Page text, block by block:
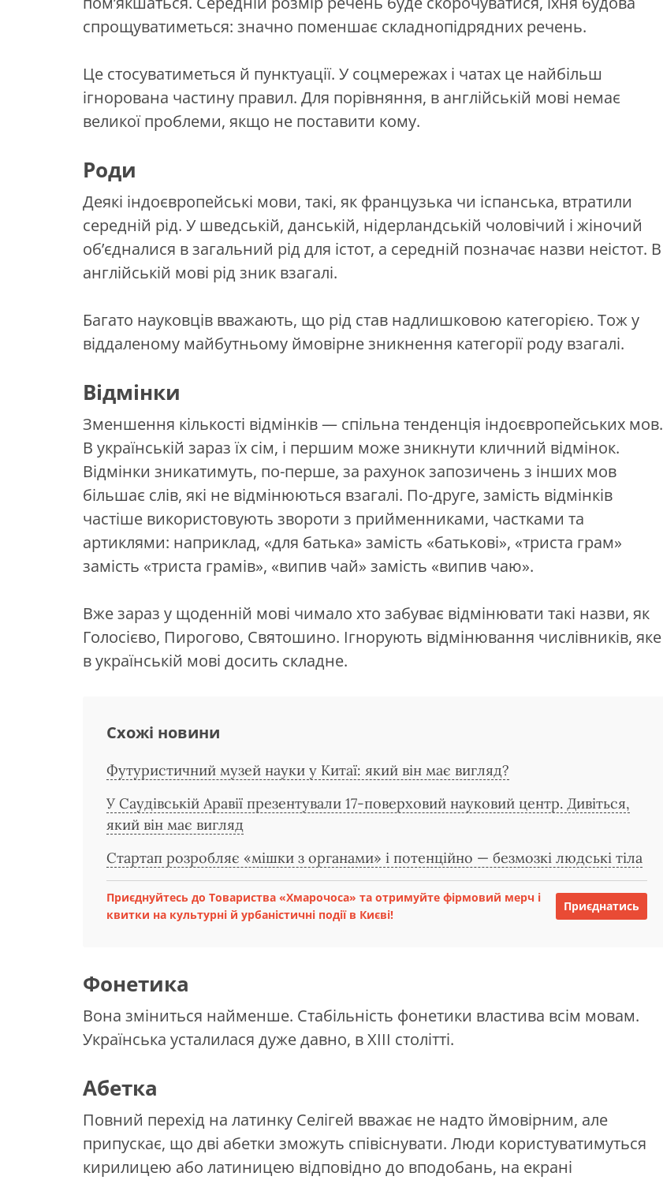
спрощуватиметься: значно поменшає складнопідрядних речень.
Це стосуватиметься й пунктуації. У соцмережах і чатах це найбільш
ігнорована частину правил. Для порівняння, в англійській мові немає
великої проблеми, якщо не поставити кому.
Роди
Деякі індоєвропейські мови, такі, як французька чи іспанська, втратили
середній рід. У шведській, данській, нідерландській чоловічий i жіночий
об’єдналися в загальний рід для істот, а середній позначає назви неістот. В
англійській мові рід зник взагалі.
Багато науковців вважають, що рід став надлишковою категорією. Тож у
віддаленому майбутньому ймовірне зникнення категорії роду взагалі.
Відмінки
Зменшення кількості відмінків — спільна тенденція індоєвропейських мов.
В українській зараз їх сім, і першим може зникнути кличний відмінок.
Відмінки зникатимуть, по-перше, за рахунок запозичень з інших мов
більшає слів, які не відмінюються взагалі. По-друге, замість відмінків
частіше використовують звороти з прийменниками, частками та
артиклями: наприклад, «для батька» замість «батькові», «триста грам»
замість «триста грамів», «випив чай» замість «випив чаю».
Вже зараз у щоденній мові чимало хто забуває відмінювати такі назви, як
Голосієво, Пирогово, Святошино. Ігнорують відмінювання числівників, яке
в українській мові досить складне.
Схожі новини
Футуристичний музей науки у Китаї: який він має вигляд?
У Саудівській Аравії презентували 17-поверховий науковий центр. Дивіться,
який він має вигляд
Стартап розробляє «мішки з органами» і потенційно — безмозкі людські тіла
Приєднуйтесь до Товариства «Хмарочоса» та отримуйте фірмовий мерч і
квитки на культурні й урбаністичні події в Києві!
Приєднатись
Фонетика
Вона зміниться найменше. Стабільність фонетики властива всім мовам.
Українська усталилася дуже давно, в XIII столітті.
Абетка
Повний перехід на латинку Селігей вважає не надто ймовірним, але
припускає, що дві абетки зможуть співіснувати. Люди користуватимуться
кирилицею або латиницею відповідно до вподобань, на екрані